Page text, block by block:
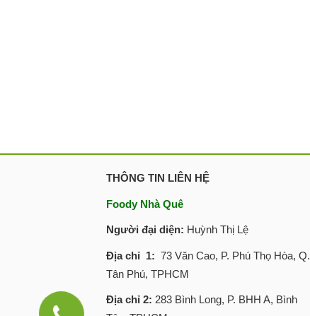
THÔNG TIN LIÊN HỆ
Foody Nhà Quê
Người đại diện: Huỳnh Thị Lệ
Địa chỉ 1: 73 Văn Cao, P. Phú Thọ Hòa, Q.
Tân Phú, TPHCM
Địa chỉ 2: 283 Bình Long, P. BHH A, Bình